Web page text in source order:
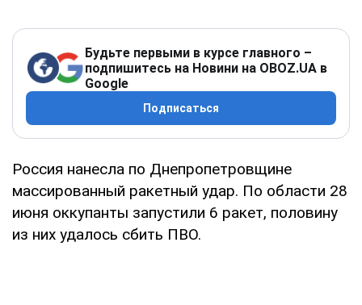
Будьте первыми в курсе главного –
подпишитесь на Новини на OBOZ.UA в
Google
Подписаться
Россия нанесла по Днепропетровщине
массированный ракетный удар. По области 28
июня оккупанты запустили 6 ракет, половину
из них удалось сбить ПВО.